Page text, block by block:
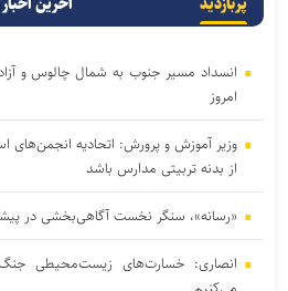
امروز
وزیر آموزش و پرورش: اتحادیه انجمن‌های
از بدنه تربیتی مدارس باشد
«رسانه»، سنگر نخست آگاهی‌بخشی در
انصاری: خسارت‌های زیست‌محیطی